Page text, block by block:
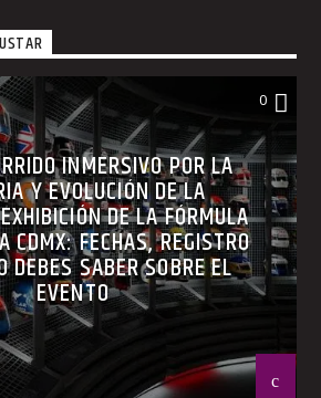
0
INMERSIVO POR LA
Y EVOLUCIÓN DE LA
DE LA FÓRMULA
CDMX: FECHAS, REGISTRO
DEBES SABER SOBRE EL
EVENTO